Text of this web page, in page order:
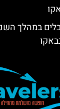
במהלך